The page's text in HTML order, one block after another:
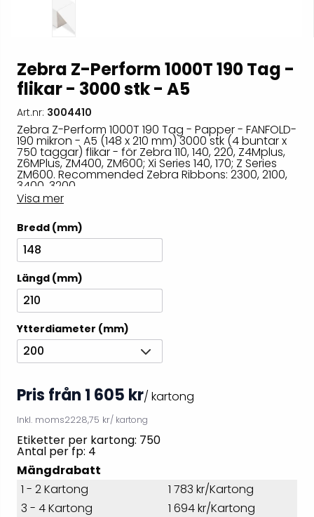
Zebra Z-Perform 1000T 190 Tag -
flikar - 3000 stk - A5
Art.nr: 3004410
Zebra Z-Perform 1000T 190 Tag - Papper - FANFOLD-
190 mikron - A5 (148 x 210 mm) 3000 stk (4 buntar x
750 taggar) flikar - för Zebra 110, 140, 220, Z4Mplus,
Z6MPlus, ZM400, ZM600; Xi Series 140, 170; Z Series
ZM600. Recommended Zebra Ribbons: 2300, 2100,
3400, 3200
Visa mer
Bredd (mm)
148
Längd (mm)
210
Ytterdiameter (mm)
200
Pris från 1 605 kr/ kartong
Inkl. moms2228,75 kr/ kartong
Etiketter per kartong: 750
Antal per fp: 4
Mängdrabatt
1 - 2 Kartong
1 783 kr/Kartong
3 - 4 Kartong
1 694 kr/Kartong